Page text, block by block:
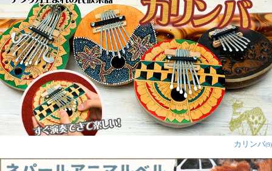
カリンバ(9)